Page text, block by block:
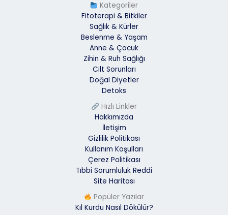
Kategoriler
Fitoterapi & Bitkiler
Sağlık & Kürler
Beslenme & Yaşam
Anne & Çocuk
Zihin & Ruh Sağlığı
Cilt Sorunları
Doğal Diyetler
Detoks
Hızlı Linkler
Hakkımızda
İletişim
Gizlilik Politikası
Kullanım Koşulları
Çerez Politikası
Tıbbi Sorumluluk Reddi
Site Haritası
Popüler Yazılar
Kıl Kurdu Nasıl Dökülür?